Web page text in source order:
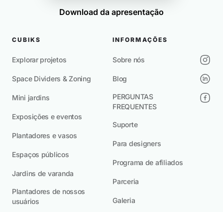
Download da apresentação
CUBIKS
Explorar projetos
Space Dividers & Zoning
Mini jardins
Exposições e eventos
Plantadores e vasos
Espaços públicos
Jardins de varanda
Plantadores de nossos
usuários
INFORMAÇÕES
Sobre nós
Blog
PERGUNTAS
FREQUENTES
Suporte
Para designers
Programa de afiliados
Parceria
Galeria